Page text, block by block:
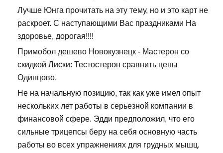
Лучше Юнга прочитать на эту тему, но и это карт не
раскроет. С наступающими Вас праздниками На
здоровье, дорогая!!!!
Примобол дешево Новокузнецк - Мастерон со
скидкой Лиски: Тестостерон сравнить цены
Одинцово.
Не на начальную позицию, так как уже имел опыт
нескольких лет работы в серьезной компании в
финансовой сфере. Эдди предположил, что его
сильные трицепсы беру на себя основную часть
работы во всех упражнениях для грудных мышц.